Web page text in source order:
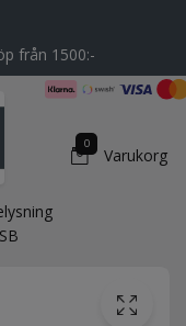
från 1500:-
0
Varukorg